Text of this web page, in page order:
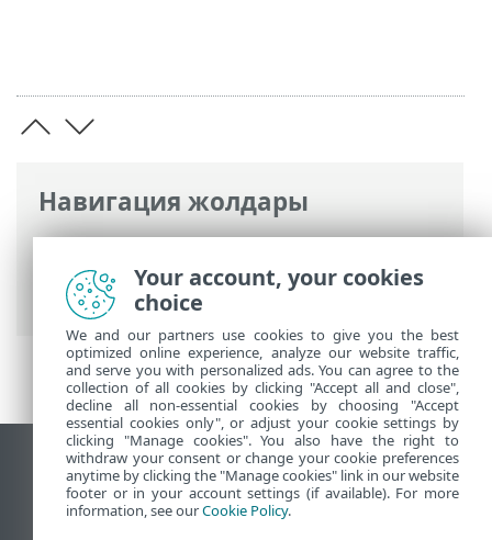
Навигация жолдары
ESET онлайн анықтамасы>ESET Safe
Server> Орнату> Орнатудан кейінгі
бірінші қарап шығу
Жұмыс үстеліндегі сайтты қарау
End of Life
ESET білім қоры
Your account, your cookies
choice
We and our partners use cookies to give you the best
optimized online experience, analyze our website traffic,
and serve you with personalized ads. You can agree to the
collection of all cookies by clicking "Accept all and close",
decline all non-essential cookies by choosing "Accept
essential cookies only", or adjust your cookie settings by
clicking "Manage cookies". You also have the right to
withdraw your consent or change your cookie preferences
anytime by clicking the "Manage cookies" link in our website
footer or in your account settings (if available). For more
information, see ourCookie Policy.